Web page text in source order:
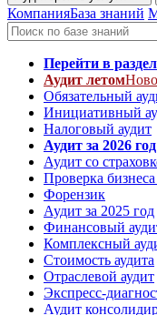
КомпанияБаза знаний
Перейти в раздел
Аудит летом
Обязательный
Инициативный
Налоговый аудит
Аудит за 2026 год
Аудит со
Проверка
Форензик
Аудит за 2025 год
Финансовый
Комплексный
Стоимость аудита
Отраслевой аудит
Экспресс-
Аудит